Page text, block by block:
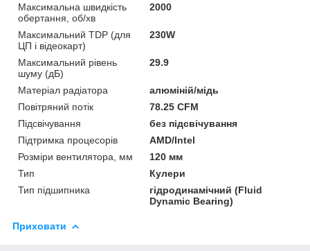
Максимальна швидкість
обертання, об/хв
2000
Максимальний TDP (для
ЦП і відеокарт)
230W
Максимальний рівень
шуму (дБ)
29.9
Матеріал радіатора
алюміній/мідь
Повітряний потік
78.25 CFM
Підсвічування
без підсвічування
Підтримка процесорів
AMD/Intel
Розміри вентилятора, мм
120 мм
Тип
Кулери
Тип підшипника
гідродинамічний (Fluid
Dynamic Bearing)
Приховати